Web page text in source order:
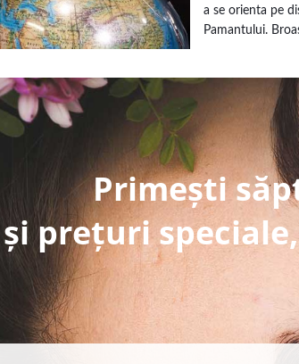
a se orienta pe
Pamantului.
Primești
prețuri